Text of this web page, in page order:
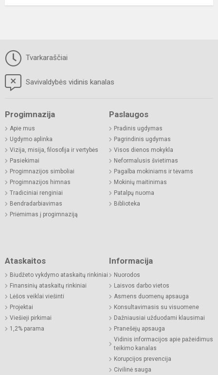
Tvarkaraščiai
Savivaldybės vidinis kanalas
Progimnazija
Apie mus
Ugdymo aplinka
Vizija, misija, filosofija ir vertybės
Pasiekimai
Progimnazijos simboliai
Progimnazijos himnas
Tradiciniai renginiai
Bendradarbiavimas
Priėmimas į progimnaziją
Paslaugos
Pradinis ugdymas
Pagrindinis ugdymas
Visos dienos mokykla
Neformalusis švietimas
Pagalba mokiniams ir tėvams
Mokinių maitinimas
Patalpų nuoma
Biblioteka
Ataskaitos
Biudžeto vykdymo ataskaitų rinkiniai
Finansinių ataskaitų rinkiniai
Lėšos veiklai viešinti
Projektai
Viešieji pirkimai
1,2% parama
Informacija
Nuorodos
Laisvos darbo vietos
Asmens duomenų apsauga
Konsultavimasis su visuomene
Dažniausiai užduodami klausimai
Pranešėjų apsauga
Vidinis informacijos apie pažeidimus
teikimo kanalas
Korupcijos prevencija
Civilinė sauga